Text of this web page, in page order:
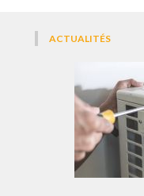
ACTUALITÉS